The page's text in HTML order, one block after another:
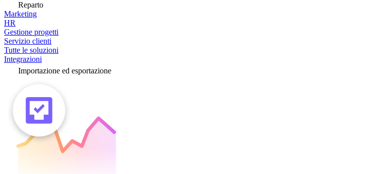
Reparto
Marketing
HR
Gestione progetti
Servizio clienti
Tutte le soluzioni
Integrazioni
Importazione ed esportazione